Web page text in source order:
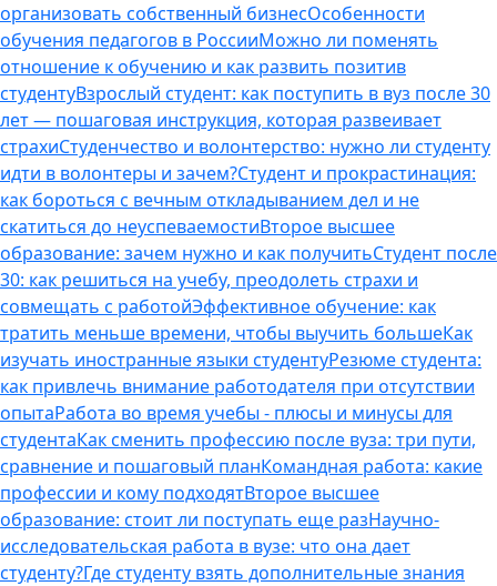
организовать собственный бизнесОсобенности
обучения педагогов в РоссииМожно ли поменять
отношение к обучению и как развить позитив
студентуВзрослый студент: как поступить в вуз после 30
лет — пошаговая инструкция, которая развеивает
страхиСтуденчество и волонтерство: нужно ли cтуденту
идти в волонтеры и зачем?Студент и прокрастинация:
как бороться с вечным откладыванием дел и не
скатиться до неуспеваемостиВторое высшее
образование: зачем нужно и как получитьСтудент после
30: как решиться на учебу, преодолеть страхи и
совмещать с работойЭффективное обучение: как
тратить меньше времени, чтобы выучить большеКак
изучать иностранные языки студентуРезюме студента:
как привлечь внимание работодателя при отсутствии
опытаРабота во время учебы - плюсы и минусы для
студентаКак сменить профессию после вуза: три пути,
сравнение и пошаговый планКомандная работа: какие
профессии и кому подходятВторое высшее
образование: стоит ли поступать еще разНаучно-
исследовательская работа в вузе: что она дает
студенту?Где студенту взять дополнительные знания